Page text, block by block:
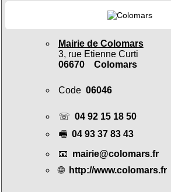
Mairie de Colomars
3, rue Etienne Curti
06670 Colomars
Code 06046
☏ 04 92 15 18 50
🖷 04 93 37 83 43
📧 mairie@colomars.fr
🌐 http://www.colomars.fr